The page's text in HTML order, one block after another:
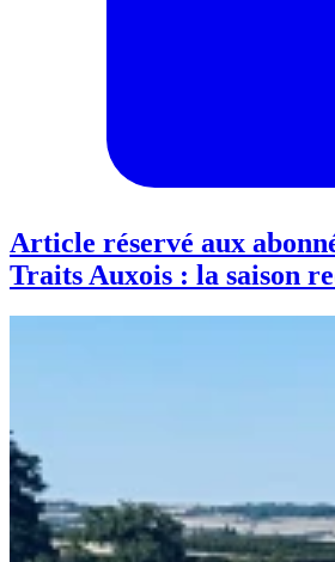
Article réservé aux
Traits Auxois : la saison